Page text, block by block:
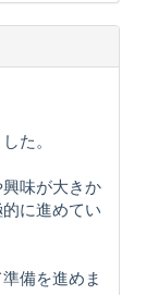
た。
味が大きか
に進めてい
備を進めま